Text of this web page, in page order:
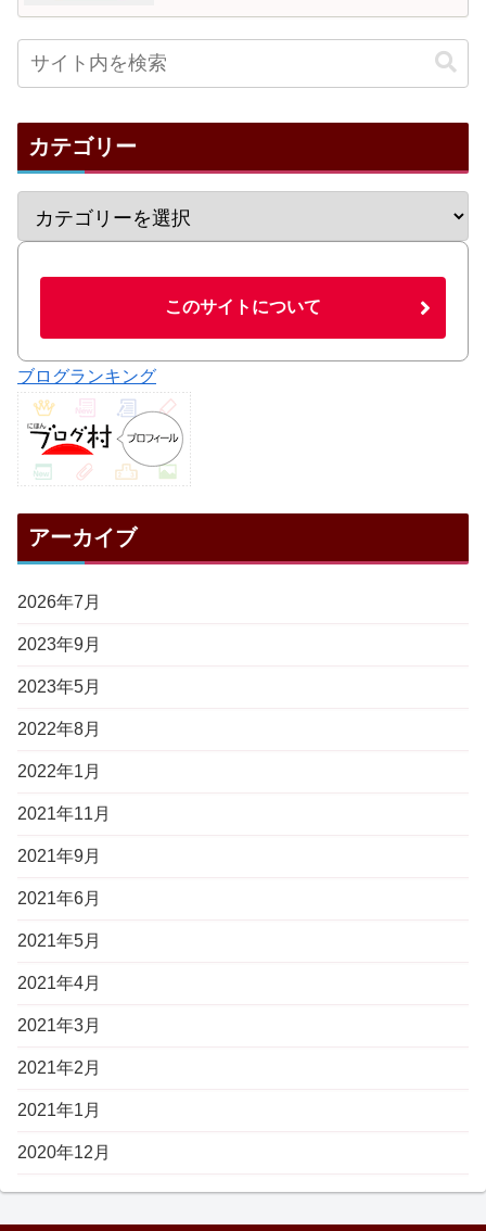
カテゴリー
このサイトについて
ブログランキング
アーカイブ
2026年7月
2023年9月
2023年5月
2022年8月
2022年1月
2021年11月
2021年9月
2021年6月
2021年5月
2021年4月
2021年3月
2021年2月
2021年1月
2020年12月